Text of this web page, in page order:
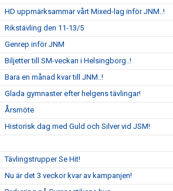
HD uppmärksammar vårt Mixed-lag inför JNM..!
Rikstävling den 11-13/5
Genrep inför JNM
Biljetter till SM-veckan i Helsingborg..!
Bara en månad kvar till JNM..!
Glada gymnaster efter helgens tävlingar!
Årsmöte
Historisk dag med Guld och Silver vid JSM!
Tävlingstrupper Se Hit!
Nu är det 3 veckor kvar av kampanjen!